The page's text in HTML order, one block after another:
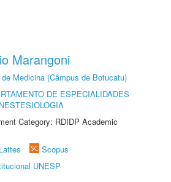
Marangoni
Medicina (Câmpus de Botucatu)
DE ESPECIALIDADES
Category: RDIDP Academic
Scopus
UNESP